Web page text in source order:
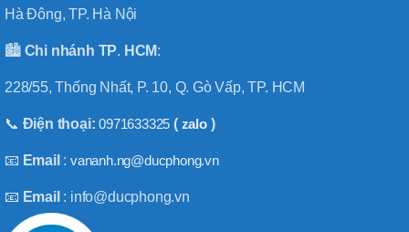
Hà Đông, TP. Hà Nội
🏙️ Chi nhánh TP. HCM:
228/55, Thống Nhất, P. 10, Q. Gò Vấp, TP. HCM
📞 Điện thoại:0971633325 ( zalo)
📧 Email :vananh.ng@ducphong.vn
📧 Email : info@ducphong.vn